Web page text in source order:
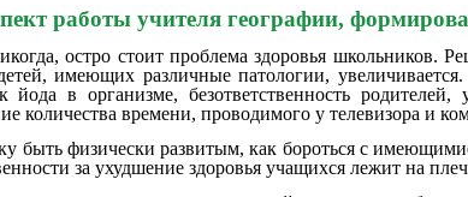
работы учителя географии,
остро стоит проблема здоровья школьников.
имеющих различные патологии,
йода в организме, безответственность
количества времени, проводимого у телевизора
быть физически развитым, как бороться с
за ухудшение здоровья учащихся лежит на